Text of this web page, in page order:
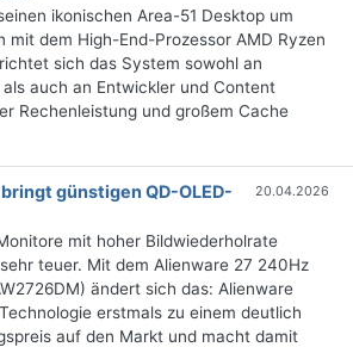
ikonischen Area-51 Desktop um
mit dem High-End-Prozessor AMD Ryzen
sich das System sowohl an
auch an Entwickler und Content
Rechenleistung und großem Cache
günstigen QD-OLED-
20.04.2026
mit hoher Bildwiederholrate
teuer. Mit dem Alienware 27 240Hz
ändert sich das: Alienware
erstmals zu einem deutlich
auf den Markt und macht damit